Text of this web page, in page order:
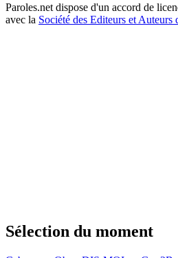
Paroles.net dispose d'un accord de
avec la Société des Editeurs et Auteurs
Sélection du moment